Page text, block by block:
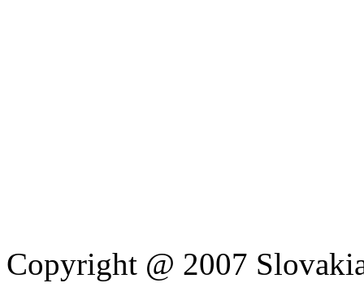
Copyright @ 2007